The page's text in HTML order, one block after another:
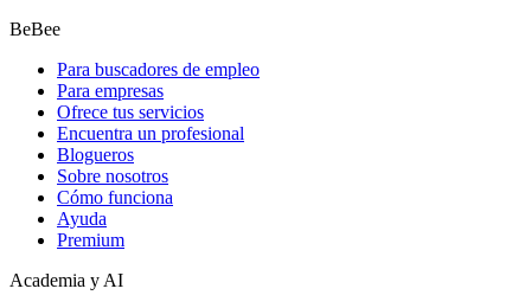
BeBee
Para buscadores de empleo
Para empresas
Ofrece tus servicios
Encuentra un profesional
Blogueros
Sobre nosotros
Cómo funciona
Ayuda
Premium
Academia y AI